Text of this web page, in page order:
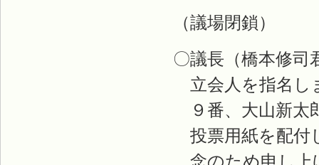
（議場閉鎖）
〇議長（橋本修
立会人を指名し
９番、大山新太
投票用紙を配付
念のため申し上